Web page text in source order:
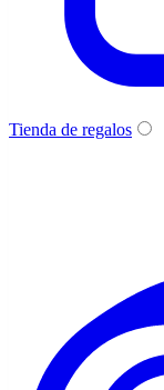
Tienda de regalos